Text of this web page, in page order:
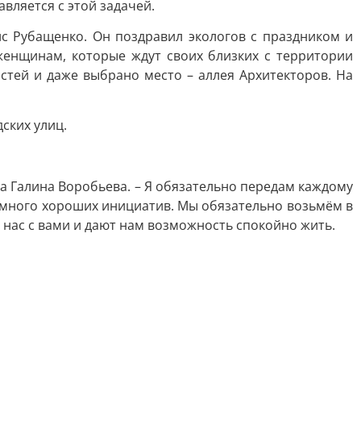
с этой задачей.
Рубащенко. Он поздравил экологов с праздником и
которые ждут своих близких с территории
и даже выбрано место – аллея Архитекторов. На
улиц.
Галина Воробьева. – Я обязательно передам каждому
хороших инициатив. Мы обязательно возьмём в
с вами и дают нам возможность спокойно жить.